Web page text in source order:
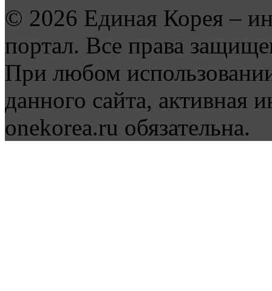
© 2026 Единая Корея –
портал. Все права
При любом
данного сайта, активная
onekorea.ru обязательна.